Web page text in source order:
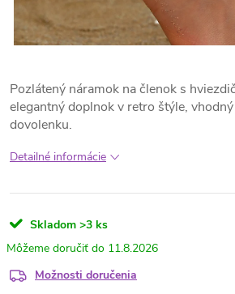
Pozlátený náramok na členok s
elegantný doplnok v retro štýle,
dovolenku.
Detailné informácie
Skladom >3 ks
11.8.2026
Možnosti doručenia